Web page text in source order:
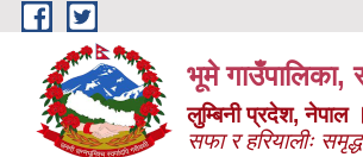
Skip to main content
भूमे गाउँपालिका,
लुम्बिनी प्रदेश, नेपाल
सफा र हरियालीः